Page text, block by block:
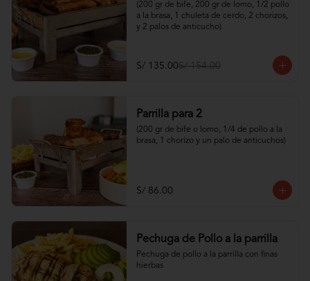
(200 gr de bife, 200 gr de lomo, 1/2 pollo
a la brasa, 1 chuleta de cerdo, 2 chorizos,
y 2 palos de anticucho)
S/ 135.00S/ 154.00
Parrilla para 2
(200 gr de bife o lomo, 1/4 de pollo a la
brasa, 1 chorizo y un palo de anticuchos)
S/ 86.00
Pechuga de Pollo a la parrilla
Pechuga de pollo a la parrilla con finas
hierbas